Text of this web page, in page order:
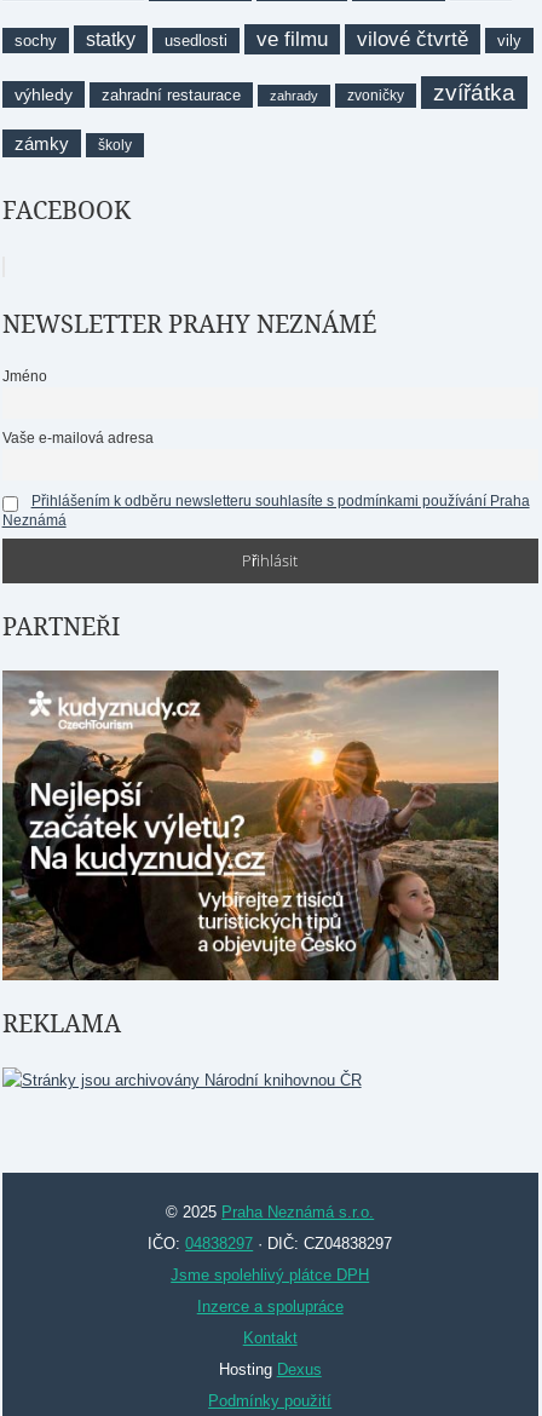
sochy statky usedlosti ve filmu vilové čtvrtě vily
výhledy zahradní restaurace zahrady zvoničky zvířátka
zámky školy
FACEBOOK
NEWSLETTER PRAHY NEZNÁMÉ
Jméno
Vaše e-mailová adresa
Přihlášením k odběru newsletteru souhlasíte s podmínkami používání Praha
Neznámá
PARTNEŘI
REKLAMA
© 2025 Praha Neznámá s.r.o.
IČO:04838297 · DIČ: CZ04838297
Jsme spolehlivý plátce DPH
Inzerce a spolupráce
Kontakt
Hosting Dexus
Podmínky použití